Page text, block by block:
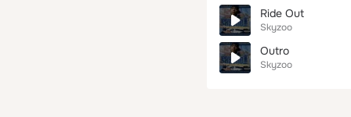
Ride Out
Skyzoo
Outro
Skyzoo